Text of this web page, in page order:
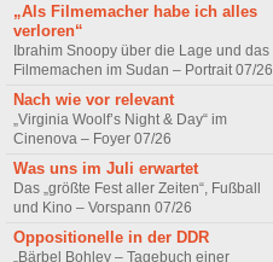
„Als Filmemacher habe ich alles
verloren“
Ibrahim Snoopy über die Lage und das
Filmemachen im Sudan – Portrait 07/26
Nach wie vor relevant
„Virginia Woolf’s Night & Day“ im
Cinenova – Foyer 07/26
Was uns im Juli erwartet
Das „größte Fest aller Zeiten“, Fußball
und Kino – Vorspann 07/26
Oppositionelle in der DDR
„Bärbel Bohley – Tagebuch einer